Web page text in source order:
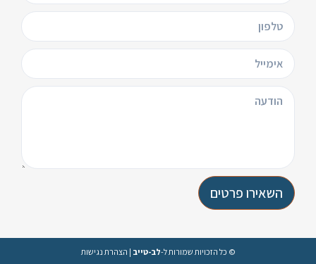
השאירו פרטים
© כל הזכויות שמורות ל-לב-טייב | הצהרת נגישות